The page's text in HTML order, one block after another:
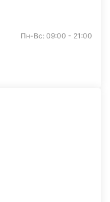
Пн-Вс: 09:00 - 21:00